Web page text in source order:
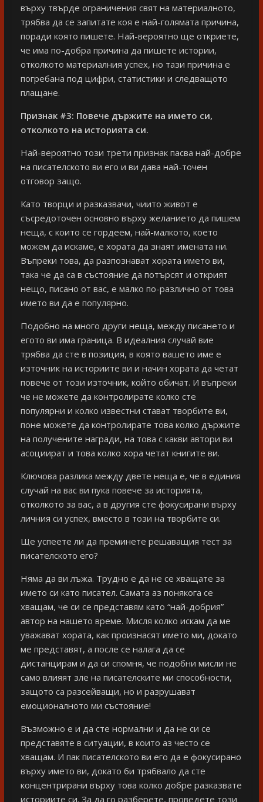
върху твърде ограничения свят на материалното,
трябва да се запитате коя е най-голямата причина,
поради която пишете. Най-вероятно ще откриете,
че има по-добра причина да пишете истории,
отколкото материалния успех, но тази причина е
погребана под цифри, статистики и следващото
плащане.
Признак #3: Повече държите на името си,
отколкото на историята си.
Най-вероятно този трети признак пасва най-добре
на писателското ви его и ви дава най-точен
отговор защо.
Като творци и разказвачи, чиито живот е
съсредоточен основно върху желанието да пишем
неща, с които се гордеем, най-малкото, което
можем да искаме, е хората да знаят имената ни.
Въпреки това, да разпознават хората името ви,
така че да са в състояние да потърсят и открият
нещо, писано от вас, е малко по-различно от това
името ви да е популярно.
Подобно на много други неща, между писането и
егото ви има граница. В идеалния случай вие
трябва да сте в позиция, в която вашето име е
източник на историите ви и начин хората да четат
повече от този източник, който обичат. И въпреки
че не можете да контролирате колко сте
популярни и колко известни стават творбите ви,
поне можете да контролирате това колко държите
на получените награди, на това с какви автори ви
асоциират и това колко хора четат книгите ви.
Ключова разлика между двете неща е, че в единия
случай на вас ви пука повече за историята,
отколкото за вас, а в другия сте фокусирани върху
личния си успех, вместо в този на творбите си.
Ще успеете ли да преминете решаващия тест за
писателското его?
Няма да ви лъжа. Трудно е да не се хващате за
името си като писател. Самата аз понякога се
хващам, че си се представям като “най-добрия”
автор на нашето време. Мисля колко искам да ме
уважават хората, как произнасят името ми, докато
ме представят, а после се налага да се
дистанцирам и да си спомня, че подобни мисли не
само влияят зле на писателските ми способности,
защото са разсейващи, но и разрушават
емоционалното ми състояние!
Възможно е и да сте нормални и да не си се
представяте в ситуации, в които аз често се
хващам. И пак писателското ви его да е фокусирано
върху името ви, докато би трябвало да сте
концентрирани върху това колко добре разказвате
историите си. За да го разберете, проведете този